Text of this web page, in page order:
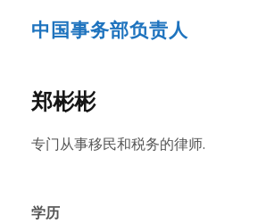
中国事务部负责人
郑彬彬
专门从事移民和税务的律师.
学历